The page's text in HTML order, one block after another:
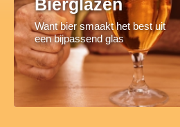
Bierglazen
Want bier smaakt het best uit
een bijpassend glas